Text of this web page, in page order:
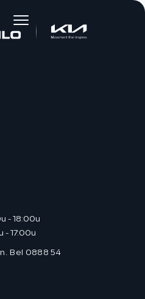
- 18:00u
- 17:00u
Bel 0888 54